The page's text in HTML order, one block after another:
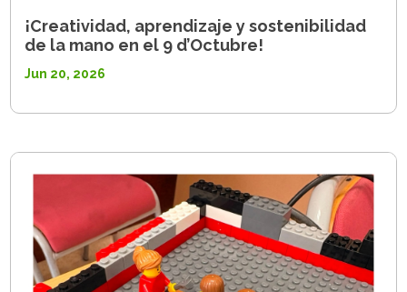
¡Creatividad, aprendizaje y sostenibilidad
de la mano en el 9 d’Octubre!
Jun 20, 2026